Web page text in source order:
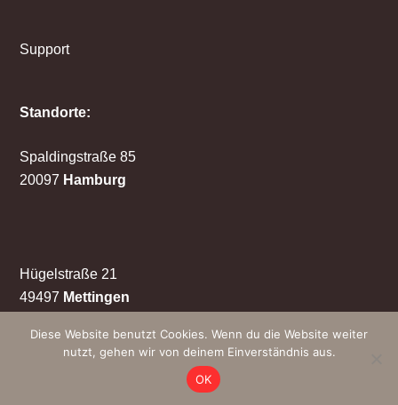
Support
Standorte:
Spaldingstraße 85
20097 Hamburg
Hügelstraße 21
49497 Mettingen
© WEDDERHOFF IT GmbH 2026
Diese Website benutzt Cookies. Wenn du die Website weiter
nutzt, gehen wir von deinem Einverständnis aus.
OK